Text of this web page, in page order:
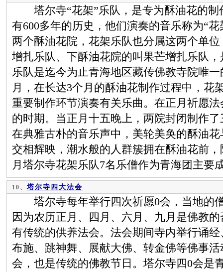
塔尔寺“花架”乐队，是专为酥油花的制
有600多年的历史，他们演奏的音乐称为“
两个酥油花院，花架乐队也分属这两个单
增扎乐队、下酥油花院的叫果芒增扎乐队
乐队是迄今为止青海地区藏传佛教寺院唯
月，在长达3个月的酥油花制作过程中，花
重要制作环节演奏有关乐曲。在正月祈愿
的时期。当正月十五晚上，两院封闭制作
在典雅古朴的音乐声中，美轮美奂的酥油
交相辉映，潮水般的人群簇拥在酥油花前
月塔尔寺花架乐队7名乐僧作为青海团主
10、 塔尔寺四大法会
塔尔寺每年举行四次祈愿0会，当地的
因为农历正月、四月、六月、九月是佛教
有传统的供养法会。法会期间寺内举行诵
布施、跳神舞、展献大佛、转金佛等佛事
会，也是传统的佛教节日。塔尔寺四0会是